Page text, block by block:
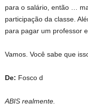
para o salário, então …
participação da classe.
para pagar um professor
Vamos. Você sabe que
De: Fosco d
ABIS realmente.